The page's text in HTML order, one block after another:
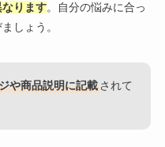
ります。自分の悩みに合っ
しょう。
や商品説明に記載 されて